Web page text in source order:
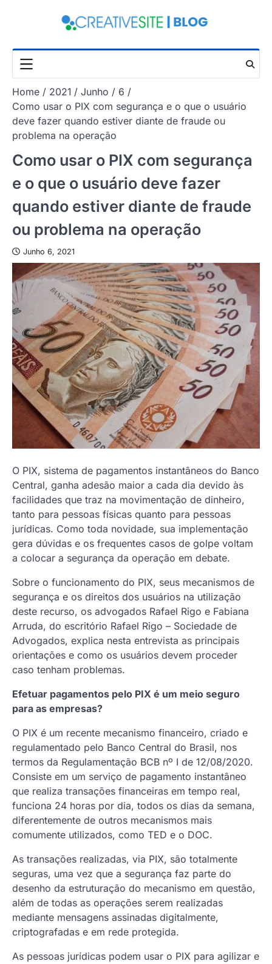
Home 2021 Junho
6
Como usar o PIX com segurança e o que o usuário
deve fazer quando estiver diante de fraude ou
problema na operação
Como usar o PIX com segurança
e o que o usuário deve fazer
quando estiver diante de fraude
ou problema na operação
Junho 6, 2021
O PIX, sistema de pagamentos instantâneos do Banco
Central, ganha adesão maior a cada dia devido às
facilidades que traz na movimentação de dinheiro,
tanto para pessoas físicas quanto para pessoas
jurídicas. Como toda novidade, sua implementação
gera dúvidas e os frequentes casos de golpe voltam
a colocar a segurança da operação em debate.
Sobre o funcionamento do PIX, seus mecanismos de
segurança e os direitos dos usuários na utilização
deste recurso, os advogados Rafael Rigo e Fabiana
Arruda, do escritório Rafael Rigo – Sociedade de
Advogados, explica nesta entrevista as principais
orientações e como os usuários devem proceder
caso tenham problemas.
Efetuar pagamentos pelo PIX é um meio seguro
para as empresas?
O PIX é um recente mecanismo financeiro, criado e
regulamentado pelo Banco Central do Brasil, nos
termos da Regulamentação BCB nº I de 12/08/2020.
Consiste em um serviço de pagamento instantâneo
que realiza transações financeiras em tempo real,
funciona 24 horas por dia, todos os dias da semana,
diferentemente de outros mecanismos mais
comumente utilizados, como TED e o DOC.
As transações realizadas, via PIX, são totalmente
seguras, uma vez que a segurança faz parte do
desenho da estruturação do mecanismo em questão,
além de todas as operações serem realizadas
mediante mensagens assinadas digitalmente,
criptografadas e em rede protegida.
As pessoas jurídicas podem usar o PIX para agilizar e